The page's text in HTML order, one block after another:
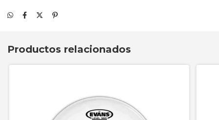
Productos relacionados